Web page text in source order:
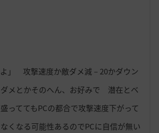
よ」 攻撃速度か敵ダメ減－20かダウン
メとかそのへん、お好みで 潜在とベ
っててもPCの都合で攻撃速度下がって
くなる可能性あるのでPCに自信が無い